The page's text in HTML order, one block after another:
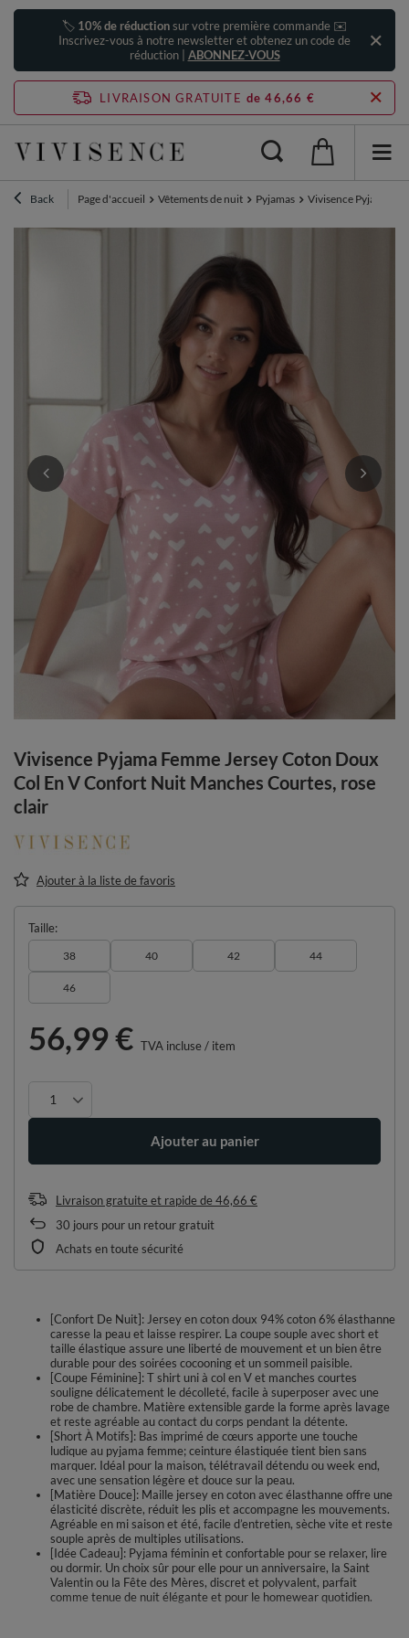
🏷️ 10% de réductionsur votre première commande ✉️
Inscrivez-vous à notre newsletter et obtenez un code de
réduction | ABONNEZ-VOUS
LIVRAISON GRATUITE de 46,66 €
Back Page d'accueil Vêtements de nuit Pyjamas Vivisence Pyjama
Vivisence Pyjama Femme Jersey Coton Doux
Col En V Confort Nuit Manches Courtes, rose
clair
Ajouter à la liste de favoris
Taille
38 40 42 44
46
56,99 € TVA incluse/ item
Ajouter au panier
Livraison gratuite et rapidede46,66 €
30 jours pour un retour gratuit
Achats en toute sécurité
[Confort De Nuit]: Jersey en coton doux 94% coton 6% élasthanne
caresse la peau et laisse respirer. La coupe souple avec short et
taille élastique assure une liberté de mouvement et un bien être
durable pour des soirées cocooning et un sommeil paisible.
[Coupe Féminine]: T shirt uni à col en V et manches courtes
souligne délicatement le décolleté, facile à superposer avec une
robe de chambre. Matière extensible garde la forme après lavage
et reste agréable au contact du corps pendant la détente.
[Short À Motifs]: Bas imprimé de cœurs apporte une touche
ludique au pyjama femme; ceinture élastiquée tient bien sans
marquer. Idéal pour la maison, télétravail détendu ou week end,
avec une sensation légère et douce sur la peau.
[Matière Douce]: Maille jersey en coton avec élasthanne offre une
élasticité discrète, réduit les plis et accompagne les mouvements.
Agréable en mi saison et été, facile d’entretien, sèche vite et reste
souple après de multiples utilisations.
[Idée Cadeau]: Pyjama féminin et confortable pour se relaxer, lire
ou dormir. Un choix sûr pour elle pour un anniversaire, la Saint
Valentin ou la Fête des Mères, discret et polyvalent, parfait
comme tenue de nuit élégante et pour le homewear quotidien.